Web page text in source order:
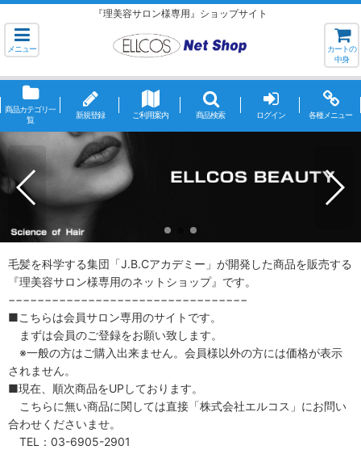
『理美容サロン様専用』ショップサイト
メニュー
カートの
中身
商品カテゴリ一
覧
新規登録 ご利用案内 商品検索 ログイン 各種メニュー
毛髪を科学する集団「J.B.Cアカデミー」が開発した商品を販売する
『理美容サロン様専用のネットショップ』です。
−−−−−−−−−−−−−−−−−−−−−−−−−−−−−−−−−
■こちらは会員サロン専用のサイトです。
まずは会員のご登録をお願い致します。
※一般の方はご購入出来ません。会員様以外の方には価格が表示
されません。
■現在、順次商品をUPしております。
こちらに無い商品に関しては直接「株式会社エルコス」にお問い
合わせくださいませ。
TEL：03-6905-2901